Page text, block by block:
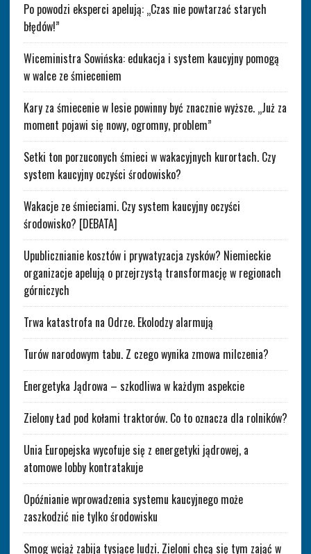
Po powodzi eksperci apelują: „Czas nie powtarzać starych
błędów!”
Wiceministra Sowińska: edukacja i system kaucyjny pomogą
w walce ze śmieceniem
Kary za śmiecenie w lesie powinny być znacznie wyższe. „Już za
moment pojawi się nowy, ogromny, problem”
Setki ton porzuconych śmieci w wakacyjnych kurortach. Czy
system kaucyjny oczyści środowisko?
Wakacje ze śmieciami. Czy system kaucyjny oczyści
środowisko? [DEBATA]
Upublicznianie kosztów i prywatyzacja zysków? Niemieckie
organizacje apelują o przejrzystą transformację w regionach
górniczych
Trwa katastrofa na Odrze. Ekolodzy alarmują
Turów narodowym tabu. Z czego wynika zmowa milczenia?
Energetyka Jądrowa – szkodliwa w każdym aspekcie
Zielony Ład pod kołami traktorów. Co to oznacza dla rolników?
Unia Europejska wycofuje się z energetyki jądrowej, a
atomowe lobby kontratakuje
Opóźnianie wprowadzenia systemu kaucyjnego może
zaszkodzić nie tylko środowisku
Smog wciąż zabija tysiące ludzi. Zieloni chcą się tym zająć w